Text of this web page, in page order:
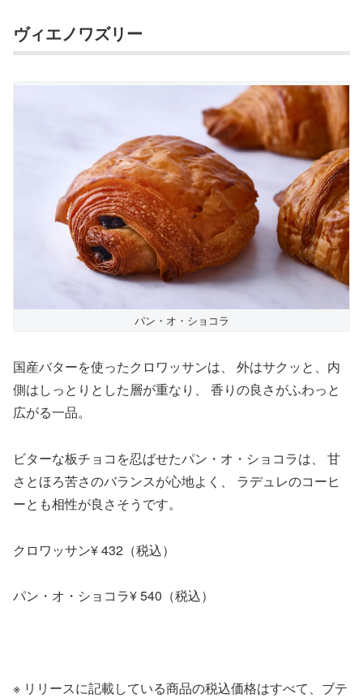
ヴィエノワズリー
パン・オ・ショコラ
国産バターを使ったクロワッサンは、 外はサクッと、内
側はしっとりとした層が重なり、 香りの良さがふわっと
広がる一品。
ビターな板チョコを忍ばせたパン・オ・ショコラは、 甘
さとほろ苦さのバランスが心地よく、 ラデュレのコーヒ
ーとも相性が良さそうです。
クロワッサン¥ 432（税込）
パン・オ・ショコラ¥ 540（税込）
※ リリースに記載している商品の税込価格はすべて、ブテ